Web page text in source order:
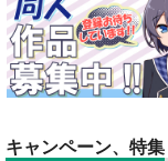
キャンペーン、特集